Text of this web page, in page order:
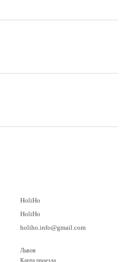
HoliHo
HoliHo
holiho.info@gmail.com
Львов
Карта проезда